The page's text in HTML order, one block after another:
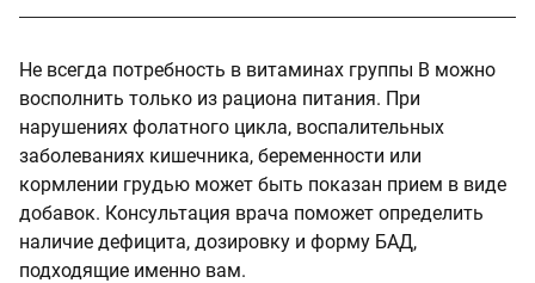
Не всегда потребность в витаминах группы В можно
восполнить только из рациона питания. При
нарушениях фолатного цикла, воспалительных
заболеваниях кишечника, беременности или
кормлении грудью может быть показан прием в виде
добавок. Консультация врача поможет определить
наличие дефицита, дозировку и форму БАД,
подходящие именно вам.